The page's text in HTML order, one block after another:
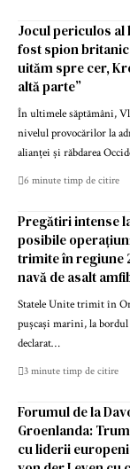
Jocul periculos al
fost spion
uităm spre cer,
altă parte”
În ultimele săptămâni,
nivelul provocărilor la
alianței și răbdarea
6 minute timp de citire
Pregătiri intense
posibile
trimite în regiune
navă de asalt
Statele Unite trimit în
pușcași marini, la
declarat…
3 minute timp de citire
Forumul de la
Groenlanda:
cu liderii